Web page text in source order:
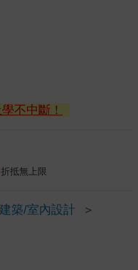
不中斷！
折抵無上限
建築/室內設計
＞